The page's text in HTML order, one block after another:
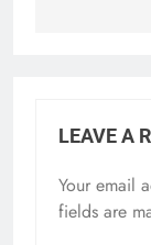
LEAVE A
Your email
fields are